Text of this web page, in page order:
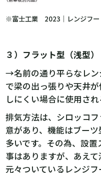
※富士工業 2023｜レンジフー
３）フラット型（浅型）
→名前の通り平らなレン
で梁の出っ張りや天井
しにくい場合に使用され
排気方法は、シロッコ
意があり、機能はブー
多いです。その為、設
事はありますが、あえて
元々ついているレンジ